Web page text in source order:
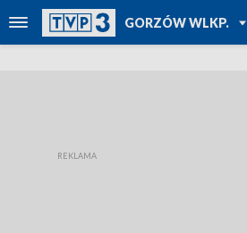
GORZÓW WLKP.
TVP REGIONY